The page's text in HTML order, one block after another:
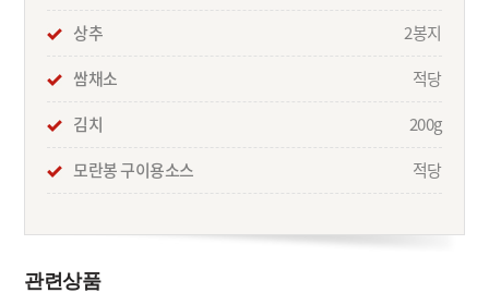
상추
2봉지
쌈채소
적당
김치
200g
모란봉 구이용소스
적당
관련상품